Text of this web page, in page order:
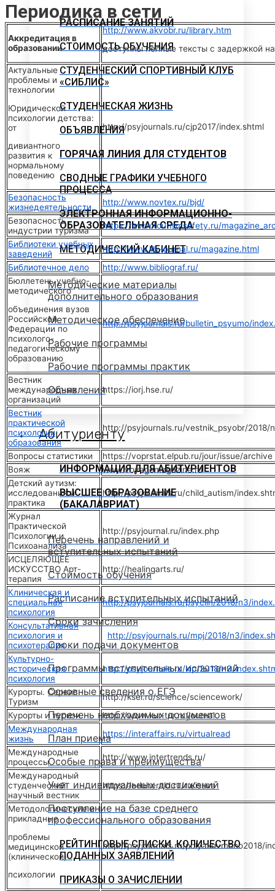
РАСПИСАНИЕ ЗАНЯТИЙ
СТОИМОСТЬ ОБУЧЕНИЯ
СТУДЕНЧЕСКИЙ СПОРТИВНЫЙ КЛУБ
«СИБЛИС»
СТУДЕНЧЕСКАЯ ЖИЗНЬ
ОБЪЯВЛЕНИЯ
ГОРЯЧАЯ ЛИНИЯ ДЛЯ СТУДЕНТОВ
СВОДНЫЕ ГРАФИКИ УЧЕБНОГО
ПРОЦЕССА
ЭЛЕКТРОННАЯ ИНФОРМАЦИОННО-
ОБРАЗОВАТЕЛЬНАЯ СРЕДА
МЕТОДИЧЕСКИЙ КАБИНЕТ
Методические материалы
дополнительного образования
Методическое обеспечение
Рабочие программы
Рабочие программы практик
Объявления
Абитуриенту
ИНФОРМАЦИЯ ДЛЯ АБИТУРИЕНТОВ
ВЫСШЕЕ ОБРАЗОВАНИЕ
(БАКАЛАВРИАТ)
Перечень направлений и
вступительных испытаний
Стоимость обучения
Расписание вступительных испытаний
Сроки зачисления
Сроки подачи документов
Программы вступительных испытаний
Основные сведения о ЕГЭ
Перечень необходимых документов
План приема
Особые права и преимущества
Учет индивидуальных достижений
Поступление на базе среднего
профессионального образования
РЕЙТИНГОВЫЕ СПИСКИ. КОЛИЧЕСТВО
ПОДАННЫХ ЗАЯВЛЕНИЙ
ПРИКАЗЫ О ЗАЧИСЛЕНИИ
Периодика в сети
Аккредитация в
образовании
http://www.akvobr.ru/library.htm
доступны полные тексты с задержкой
Актуальные
проблемы и
технологии
Юридической
психологии детства:
от
дивиантного
развития к
нормальному
поведению
http://psyjournals.ru/cjp2017/index.shtml
Безопасность
жизнедеятельности
http://www.novtex.ru/bjd/
Безопасность
индустрии туризма
https://www.tourismsafety.ru/
Библиотеки учебных
заведений
http://www.lib-journal.ru/magazine.html
Библиотечное дело
http://www.bibliograf.ru/
Бюллетень учебно-
методического
объединения вузов
Российской
Федерации по
психолого-
педагогическому
образованию
http://psyjournals.ru/bulletin_psyumo/
Вестник
международных
организаций
https://iorj.hse.ru/
Вестник
практической
психологии
образования
http://psyjournals.ru/vestnik_psyobr/2018/
Вопросы статистики
https://voprstat.elpub.ru/jour/issue/archive
Вояж
www.voyagemagazine.ru
Детский аутизм:
исследования и
практика
http://psyjournals.ru/child_autism/
Журнал
Практической
Психологии и
Психоанализа
http://psyjournal.ru/index.php
ИСЦЕЛЯЮЩЕЕ
ИСКУССТВО Арт-
терапия
http://healingarts.ru/
Клиническая и
специальная
психология
http://psyjournals.ru/psyclin/2018/n3/
Консультативная
психология и
психотерапия
http://psyjournals.ru/mpj/2018/n3/
Культурно-
историческая
психология
http://psyjournals.ru/kip/2018/n3/
Курорты. Сервис.
Туризм
http://ksei.ru/science/sciencework/
Курорты и туризи
http://www.kur-tur.ru/journal
Международная
жизнь
https://interaffairs.ru/virtualread
Международные
процессы
http://www.intertrends.ru/
Международный
студенческий
научный вестник
https://eduherald.ru/ru/issue
Методологические и
прикладные
проблемы
медицинской
(клинической)
психологии
http://psyjournals.ru/polyakovmono2018/